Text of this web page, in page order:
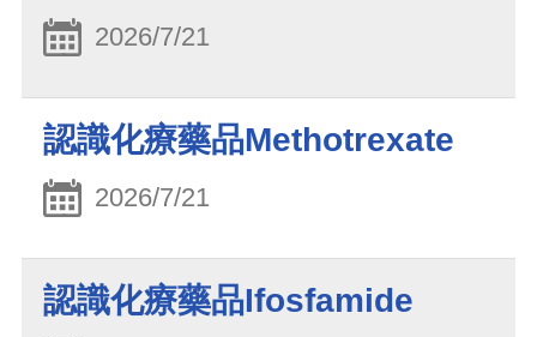
2026/7/21
認識化療藥品Methotrexate
2026/7/21
認識化療藥品Ifosfamide